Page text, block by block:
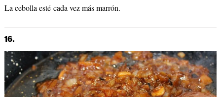
La cebolla esté cada vez más marrón.
16.